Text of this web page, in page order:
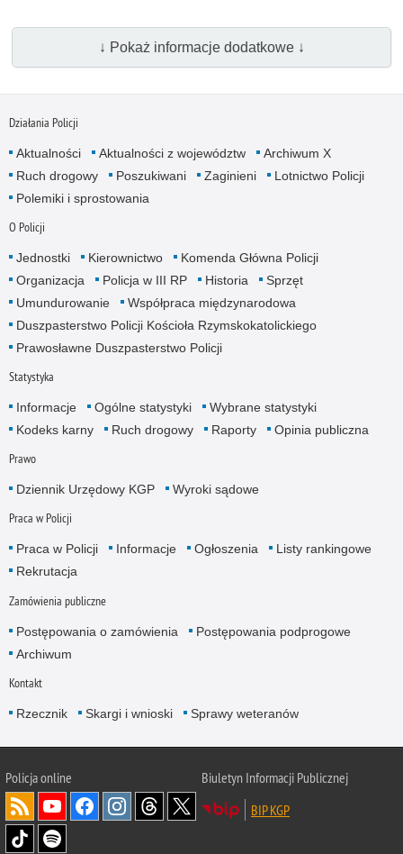
↓ Pokaż informacje dodatkowe ↓
Działania Policji
Aktualności Aktualności z województw
Archiwum X
Ruch drogowy
Poszukiwani Zaginieni
Lotnictwo Policji
Polemiki i sprostowania
O Policji
Jednostki Kierownictwo
Komenda Główna Policji
Organizacja
Policja w III RP Historia
Sprzęt
Umundurowanie
Współpraca międzynarodowa
Duszpasterstwo Policji Kościoła Rzymskokatolickiego
Prawosławne Duszpasterstwo Policji
Statystyka
Informacje Ogólne statystyki
Wybrane statystyki
Kodeks karny
Ruch drogowy Raporty Opinia publiczna
Prawo
Dziennik Urzędowy KGP Wyroki sądowe
Praca w Policji
Praca w Policji Informacje Ogłoszenia
Listy rankingowe
Rekrutacja
Zamówienia publiczne
Postępowania o zamówienia
Postępowania podprogowe
Archiwum
Kontakt
Rzecznik Skargi i wnioski Sprawy weteranów
Policjaonline
Biuletyn Informacji Publicznej
BIP KGP